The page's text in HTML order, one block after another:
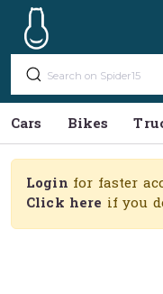
Cars Bikes
Login for faster
Click here if you